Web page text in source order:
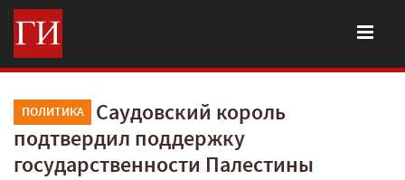
ПОЛИТИКА
Саудовский король
подтвердил поддержку
государственности Палестины